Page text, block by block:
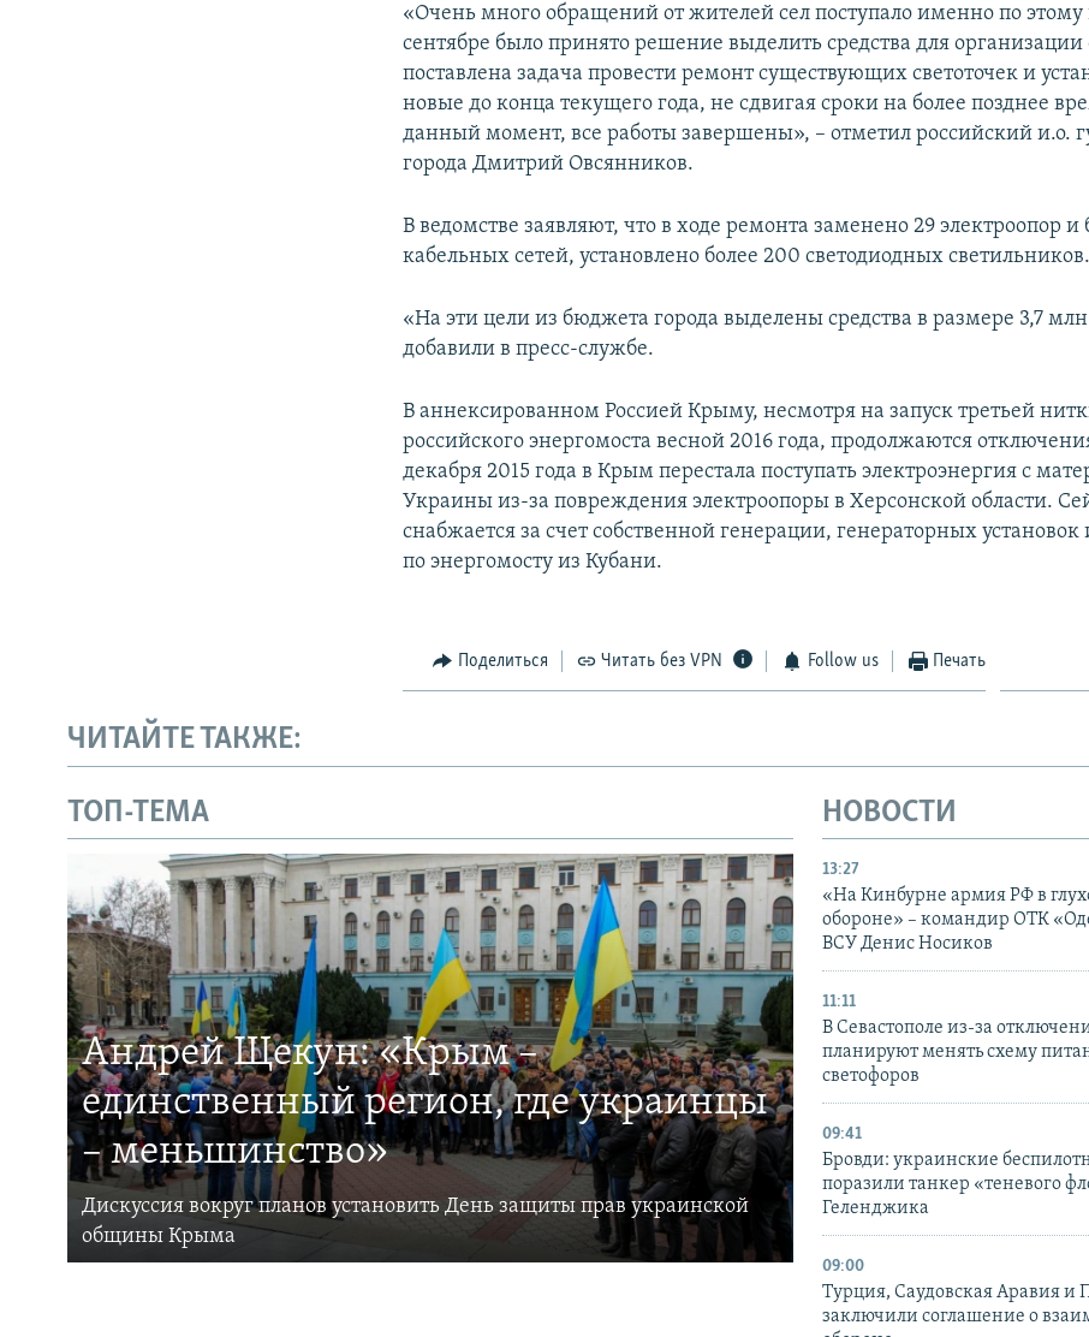
«Очень много обращений от жителей сел поступало именно по этому
сентябре было принято решение выделить средства для
поставлена задача провести ремонт существующих светоточек и
новые до конца текущего года, не сдвигая сроки на более позднее
данный момент, все работы завершены», – отметил российский и.о.
города Дмитрий Овсянников.
В ведомстве заявляют, что в ходе ремонта заменено 29 электроопор и
кабельных сетей, установлено более 200 светодиодных светильников.
«На эти цели из бюджета города выделены средства в размере 3,7
добавили в пресс-службе.
В аннексированном Россией Крыму, несмотря на запуск третьей
российского энергомоста весной 2016 года, продолжаются
декабря 2015 года в Крым перестала поступать электроэнергия с
Украины из-за повреждения электроопоры в Херсонской области.
снабжается за счет собственной генерации, генераторных установок
по энергомосту из Кубани.
Поделиться Читать без VPN Follow us Печать
ЧИТАЙТЕ ТАКЖЕ:
ТОП-ТЕМА
Андрей Щекун: «Крым –
единственный регион, где украинцы
– меньшинство»
Дискуссия вокруг планов установить День защиты прав украинской
общины Крыма
НОВОСТИ
13:27
«На Кинбурне армия РФ в
обороне» – командир ОТК
ВСУ Денис Носиков
11:11
В Севастополе из-за
планируют менять схему
светофоров
09:41
Бровди: украинские
поразили танкер «теневого
Геленджика
09:00
Турция, Саудовская Аравия и
заключили соглашение о